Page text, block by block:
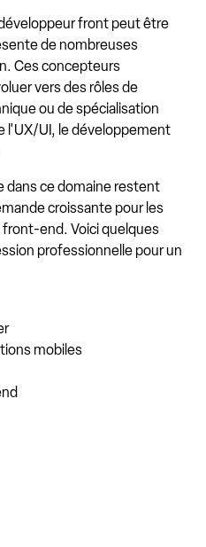
front peut être
de nombreuses
Ces concepteurs
vers des rôles de
ou de spécialisation
l'UX/UI, le développement
dans ce domaine restent
croissante pour les
end. Voici quelques
professionnelle pour un
mobiles